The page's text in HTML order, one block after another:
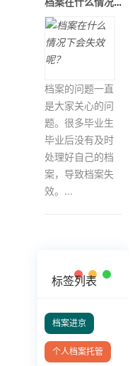
档案的问题一直
是大家关心的问
题。很多毕业生
毕业后没有及时
处理好自己的档
案，导致档案失
效。...
标签列表
档案进京
个人档案托管